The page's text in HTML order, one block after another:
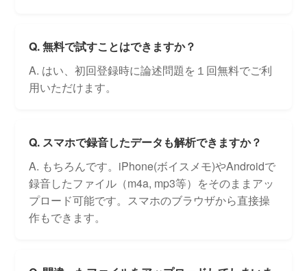
Q. 無料で試すことはできますか？
A. はい、初回登録時に論述問題を１回無料でご利
用いただけます。
Q. スマホで録音したデータも解析できますか？
A. もちろんです。iPhone(ボイスメモ)やAndroidで
録音したファイル（m4a, mp3等）をそのままアッ
プロード可能です。スマホのブラウザから直接操
作もできます。